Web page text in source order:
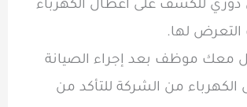
للكشف على أعطال الكهرباء
التعرض لها.
معك موظف بعد إجراء الصيانة
الكهرباء من الشركة للتأكد من